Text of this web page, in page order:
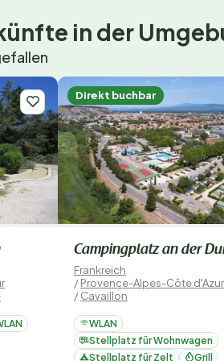
in der
Direkt buchbar
Campingplatz an der
Frankreich
/Provence-Alpes-Côte d'Azur
/Cavaillon
WLAN
Stellplatz für Wohnwagen
Stellplatz für Zelt
Grill